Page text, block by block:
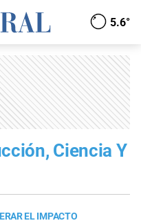
5.6°
Ciencia Y
EL IMPACTO